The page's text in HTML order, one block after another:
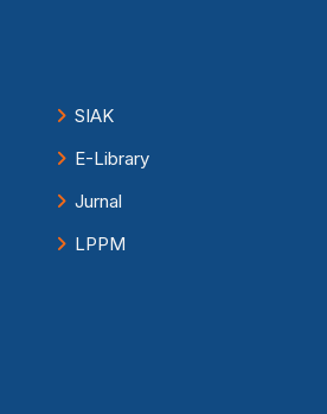
SIAK
E-Library
Jurnal
LPPM